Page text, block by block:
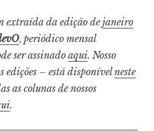
extraída da edição de janeiro
, periódico mensal
ser assinado aqui. Nosso
edições – está disponívelneste
as colunas de nossos
.